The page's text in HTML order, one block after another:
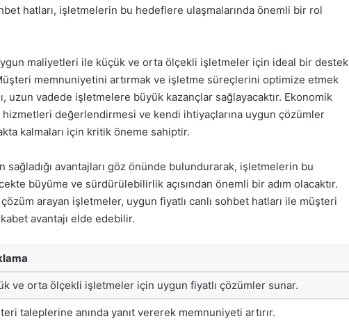
hatları, işletmelerin bu hedeflere ulaşmalarında önemli bir rol
maliyetleri ile küçük ve orta ölçekli işletmeler için ideal bir destek
memnuniyetini artırmak ve işletme süreçlerini optimize etmek
uzun vadede işletmelere büyük kazançlar sağlayacaktır. Ekonomik
değerlendirmesi ve kendi ihtiyaçlarına uygun çözümler
kalmaları için kritik öneme sahiptir.
sağladığı avantajları göz önünde bulundurarak, işletmelerin bu
büyüme ve sürdürülebilirlik açısından önemli bir adım olacaktır.
arayan işletmeler, uygun fiyatlı canlı sohbet hatları ile müşteri
avantajı elde edebilir.
ve orta ölçekli işletmeler için uygun fiyatlı çözümler sunar.
taleplerine anında yanıt vererek memnuniyeti artırır.